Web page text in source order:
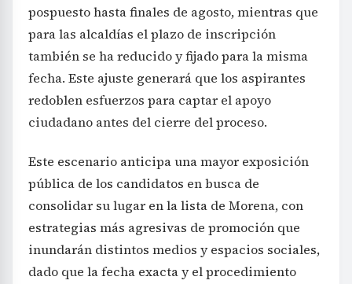
pospuesto hasta finales de agosto, mientras que
para las alcaldías el plazo de inscripción
también se ha reducido y fijado para la misma
fecha. Este ajuste generará que los aspirantes
redoblen esfuerzos para captar el apoyo
ciudadano antes del cierre del proceso.
Este escenario anticipa una mayor exposición
pública de los candidatos en busca de
consolidar su lugar en la lista de Morena, con
estrategias más agresivas de promoción que
inundarán distintos medios y espacios sociales,
dado que la fecha exacta y el procedimiento